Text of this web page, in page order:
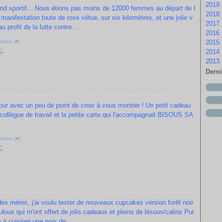
sportif... Nous étions pas moins de 12000 femmes au départ de l
toute de rose vêtue, sur six kilomètres, et une jolie v
profit de la lutte contre...
[#]
avec un peu de point de croix à vous montrer ! Un petit cadeau
de travail et la petite carte qui l'accompagnait BISOUS SA
[#]
mères, j'ai voulu tester de nouveaux cupcakes version forêt noir
qui m'ont offert de jolis cadeaux et pleins de bisous/calins Pui
2019
2018
2017
2016
2015
2014
2013